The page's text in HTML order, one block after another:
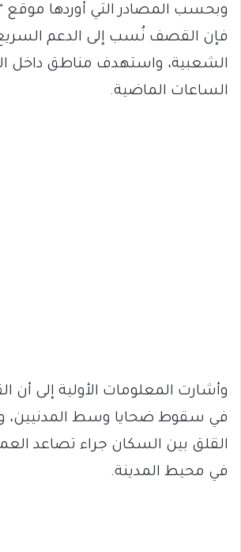
فإن القصف نُسب إلى الدعم
الشعبية، واستهدف مناطق داخل
الساعات الماضية.
وأشارت المعلومات الأولية إلى
في سقوط ضحايا وسط
القلق بين السكان جراء تصاعد
في محيط المدينة.